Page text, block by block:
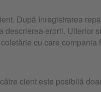
După înregistrarea
erorii. Ulterior
cu care compania
cient este posibilă